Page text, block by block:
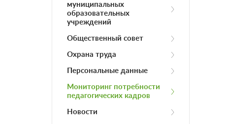
муниципальных
образовательных
учреждений
Общественный совет
Охрана труда
Персональные данные
Мониторинг потребности
педагогических кадров
Новости